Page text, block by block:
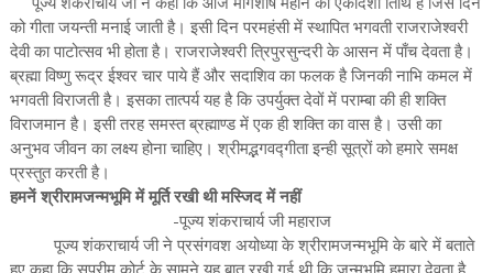
को गीता जयन्ती मनाई जाती है। इसी दिन परमहंसी में स्थापित भगवती राजराजेश्वरी
देवी का पाटोत्सव भी होता है। राजराजेश्वरी त्रिपुरसुन्दरी के आसन में पाँच देवता है।
ब्रह्मा विष्णु रूद्र ईश्वर चार पाये हैं और सदाशिव का फलक है जिनकी नाभि कमल में
भगवती विराजती है। इसका तात्पर्य यह है कि उपर्युक्त देवों में पराम्बा की ही शक्ति
विराजमान है। इसी तरह समस्त ब्रह्माण्ड में एक ही शक्ति का वास है। उसी का
अनुभव जीवन का लक्ष्य होना चाहिए। श्रीमद्भगवद्गीता इन्ही सूत्रों को हमारे समक्ष
प्रस्तुत करती है।
हमनें श्रीरामजन्मभूमि में मूर्ति रखी थी मस्जिद में नहीं
-पूज्य शंकराचार्य जी महाराज
पूज्य शंकराचार्य जी ने प्रसंगवश अयोध्या के श्रीरामजन्मभूमि के बारे में बताते
हुए कहा कि सुप्रीम कोर्ट के सामने यह बात रखी गई थी कि जन्मभूमि हमारा देवता है